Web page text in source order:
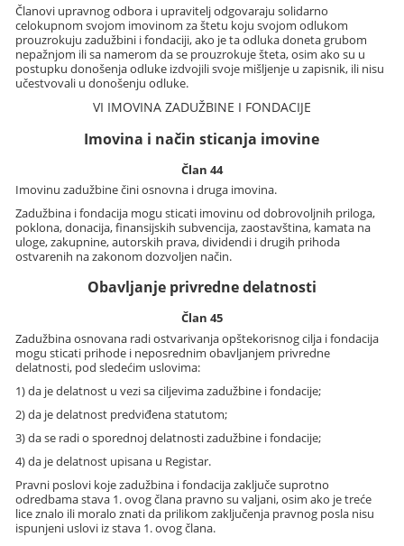
Članovi upravnog odbora i upravitelj odgovaraju solidarno
celokupnom svojom imovinom za štetu koju svojom odlukom
prouzrokuju zadužbini i fondaciji, ako je ta odluka doneta grubom
nepažnjom ili sa namerom da se prouzrokuje šteta, osim ako su u
postupku donošenja odluke izdvojili svoje mišljenje u zapisnik, ili nisu
učestvovali u donošenju odluke.
VI IMOVINA ZADUŽBINE I FONDACIJE
Imovina i način sticanja imovine
Član 44
Imovinu zadužbine čini osnovna i druga imovina.
Zadužbina i fondacija mogu sticati imovinu od dobrovoljnih priloga,
poklona, donacija, finansijskih subvencija, zaostavština, kamata na
uloge, zakupnine, autorskih prava, dividendi i drugih prihoda
ostvarenih na zakonom dozvoljen način.
Obavljanje privredne delatnosti
Član 45
Zadužbina osnovana radi ostvarivanja opštekorisnog cilja i fondacija
mogu sticati prihode i neposrednim obavljanjem privredne
delatnosti, pod sledećim uslovima:
1) da je delatnost u vezi sa ciljevima zadužbine i fondacije;
2) da je delatnost predviđena statutom;
3) da se radi o sporednoj delatnosti zadužbine i fondacije;
4) da je delatnost upisana u Registar.
Pravni poslovi koje zadužbina i fondacija zaključe suprotno
odredbama stava 1. ovog člana pravno su valjani, osim ako je treće
lice znalo ili moralo znati da prilikom zaključenja pravnog posla nisu
ispunjeni uslovi iz stava 1. ovog člana.